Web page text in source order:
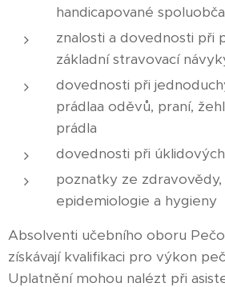
handicapované
znalosti a dovednosti při
základní stravovací
dovednosti při
prádlaa oděvů, praní,
prádla
dovednosti při
poznatky ze
epidemiologie a hygieny
Absolventi učebního oboru
získávají kvalifikaci pro výkon
Uplatnění mohou nalézt při